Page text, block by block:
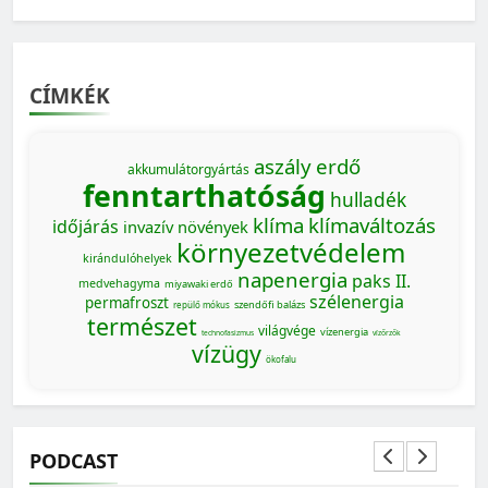
CÍMKÉK
akkumulátorgyártás aszály erdő
fenntarthatóság hulladék
időjárás invazív növények klíma klímaváltozás
kirándulóhelyek környezetvédelem
medvehagyma miyawaki erdő napenergia paks II.
permafroszt repülő mókus szendőfi balázs szélenergia
természet technofasizmus világvége vízenergia vízőrzők
vízügy ökofalu
PODCAST